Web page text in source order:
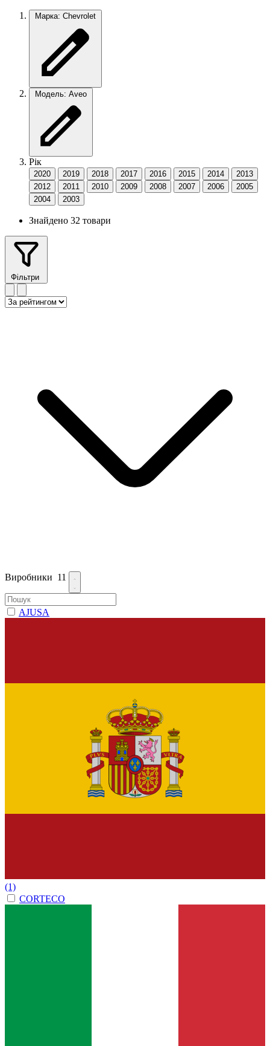
Марка: Chevrolet
Модель: Aveo
Рік
2020 2019 2018 2017 2016 2015 2014
2013
2012
2011 2010 2009 2008 2007 2006
2005
2004
2003
Знайдено 32 товари
Фільтри
Виробники 11
AJUSA
(1)
CORTECO